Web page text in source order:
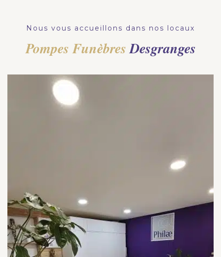
Nous vous accueillons dans nos locaux
Pompes FunèbresDesgranges